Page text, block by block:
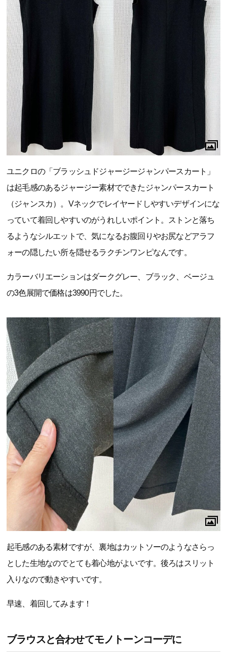
ユニクロの「ブラッシュドジャージージャンパースカート」
は起毛感のあるジャージー素材でできたジャンパースカート
（ジャンスカ）。Vネックでレイヤードしやすいデザインにな
っていて着回しやすいのがうれしいポイント。ストンと落ち
るようなシルエットで、気になるお腹回りやお尻などアラフ
ォーの隠したい所を隠せるラクチンワンピなんです。
カラーバリエーションはダークグレー、ブラック、ベージュ
の3色展開で価格は3990円でした。
起毛感のある素材ですが、裏地はカットソーのようなさらっ
とした生地なのでとても着心地がよいです。後ろはスリット
入りなので動きやすいです。
早速、着回してみます！
ブラウスと合わせてモノトーンコーデに